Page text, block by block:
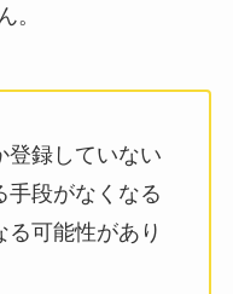
。
登録していない
手段がなくなる
可能性があり